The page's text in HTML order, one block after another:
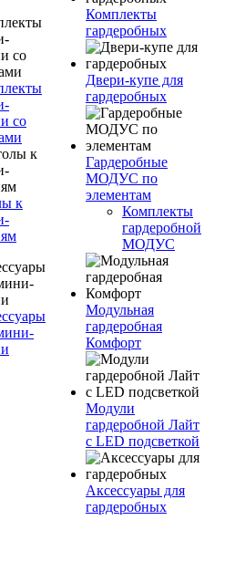
со
к
Комплекты
гардеробных
Двери-купе для
гардеробных
Гардеробные
МОДУС по
элементам
Комплекты
гардеробной
МОДУС
Модульная
гардеробная
Комфорт
Модули
гардеробной Лайт
с LED подсветкой
Аксессуары для
гардеробных